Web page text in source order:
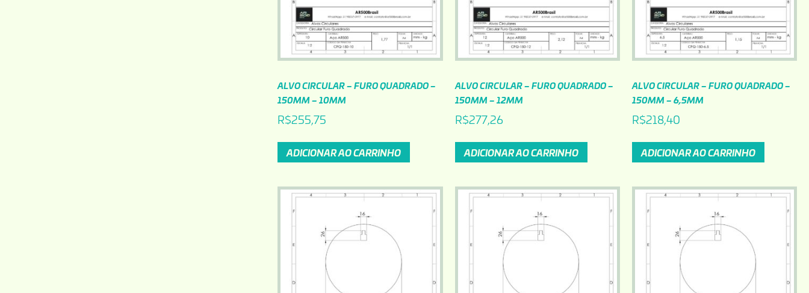
ALVO CIRCULAR – FURO QUADRADO –
150MM – 10MM
R$255,75
ADICIONAR AO CARRINHO
ALVO CIRCULAR – FURO QUADRADO –
150MM – 12MM
R$277,26
ADICIONAR AO CARRINHO
ALVO CIRCULAR – FURO QUADRADO –
150MM – 6,5MM
R$218,40
ADICIONAR AO CARRINHO